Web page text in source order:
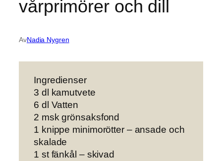
vårprimörer och dill
AvNadia Nygren
Ingredienser
3 dl kamutvete
6 dl Vatten
2 msk grönsaksfond
1 knippe minimorötter – ansade och
skalade
1 st fänkål – skivad